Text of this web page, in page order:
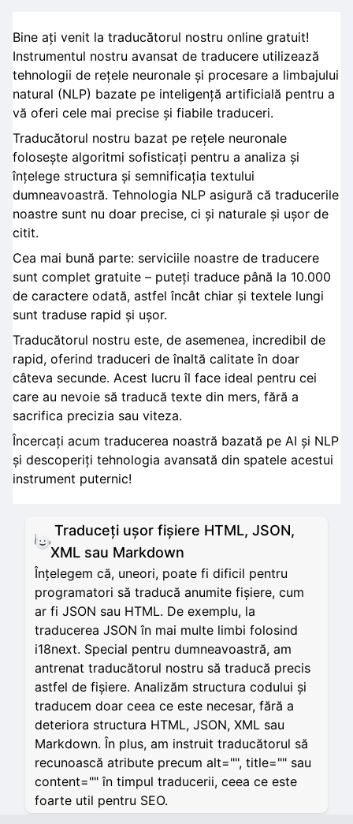
Bine ați venit la traducătorul nostru online gratuit!
Instrumentul nostru avansat de traducere utilizează
tehnologii de rețele neuronale și procesare a limbajului
natural (NLP) bazate pe inteligență artificială pentru a
vă oferi cele mai precise și fiabile traduceri.
Traducătorul nostru bazat pe rețele neuronale
folosește algoritmi sofisticați pentru a analiza și
înțelege structura și semnificația textului
dumneavoastră. Tehnologia NLP asigură că traducerile
noastre sunt nu doar precise, ci și naturale și ușor de
citit.
Cea mai bună parte: serviciile noastre de traducere
sunt complet gratuite – puteți traduce până la 10.000
de caractere odată, astfel încât chiar și textele lungi
sunt traduse rapid și ușor.
Traducătorul nostru este, de asemenea, incredibil de
rapid, oferind traduceri de înaltă calitate în doar
câteva secunde. Acest lucru îl face ideal pentru cei
care au nevoie să traducă texte din mers, fără a
sacrifica precizia sau viteza.
Încercați acum traducerea noastră bazată pe AI și NLP
și descoperiți tehnologia avansată din spatele acestui
instrument puternic!
Traduceți ușor fișiere HTML, JSON,
XML sau Markdown
Înțelegem că, uneori, poate fi dificil pentru
programatori să traducă anumite fișiere, cum
ar fi JSON sau HTML. De exemplu, la
traducerea JSON în mai multe limbi folosind
i18next. Special pentru dumneavoastră, am
antrenat traducătorul nostru să traducă precis
astfel de fișiere. Analizăm structura codului și
traducem doar ceea ce este necesar, fără a
deteriora structura HTML, JSON, XML sau
Markdown. În plus, am instruit traducătorul să
recunoască atribute precum alt="", title="" sau
content="" în timpul traducerii, ceea ce este
foarte util pentru SEO.